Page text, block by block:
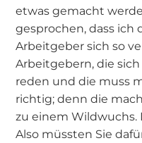
etwas gemacht
gesprochen, dass ich
Arbeitgeber sich so
Arbeitgebern, die
reden und die muss
richtig; denn die
zu einem Wildwuchs.
Also müssten Sie